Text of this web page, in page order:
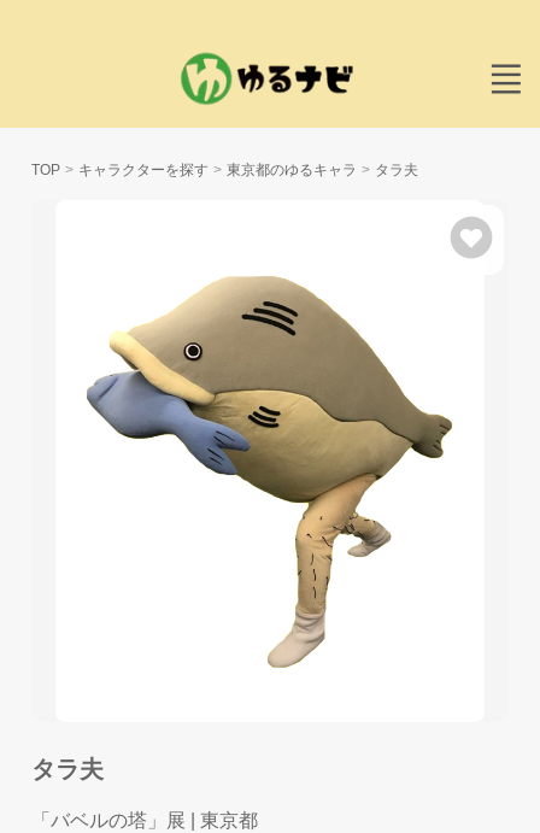
TOP キャラクターを探す 東京都のゆるキャラ タラ夫
タラ夫
「バベルの塔」展 | 東京都